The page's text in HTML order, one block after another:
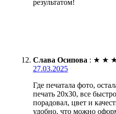
результатом!
Слава Осипова : ★ ★
27.03.2025
Где печатала фото,
печать 20х30, все
порадовал, цвет и
удобно, что можно